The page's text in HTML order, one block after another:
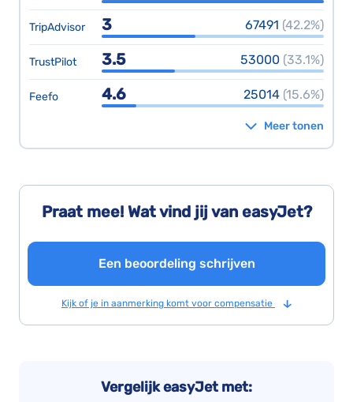
TripAdvisor 3 67491 (42.2%)
TrustPilot 3.5 53000 (33.1%)
Feefo 4.6 25014 (15.6%)
Meer tonen
Praat mee! Wat vind jij van easyJet?
Een beoordeling schrijven
Kijk of je in aanmerking komt voor compensatie
Vergelijk easyJet met: